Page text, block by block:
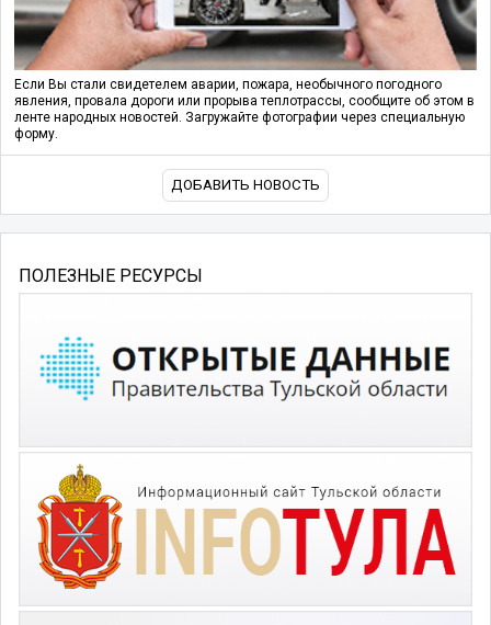
Если Вы стали свидетелем аварии, пожара, необычного погодного
явления, провала дороги или прорыва теплотрассы, сообщите об этом в
ленте народных новостей. Загружайте фотографии через специальную
форму.
ДОБАВИТЬ НОВОСТЬ
ПОЛЕЗНЫЕ РЕСУРСЫ